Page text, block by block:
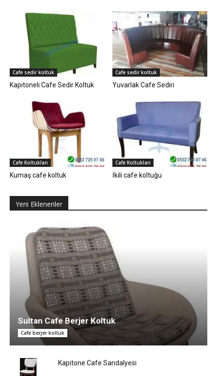
Cafe sedir koltuk
Kapitoneli Cafe Sedir Koltuk
Cafe sedir koltuk
Yuvarlak Cafe Sediri
Cafe Koltukları
Kumaş cafe koltuk
Cafe Koltukları
İkili cafe koltuğu
Yeni Eklenenler
Sultan Cafe Berjer Koltuk
Cafe berjer koltuk
Kapitone Cafe Sandalyesi